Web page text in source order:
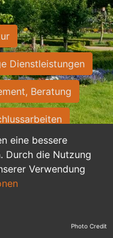
eine bessere
Durch die Nutzung
Verwendung
Dienstleistungen
Beratung
Photo Credit